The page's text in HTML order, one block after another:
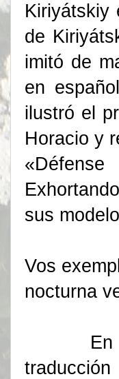
Kiriyátskiy
de
imitó de
en
ilustró el
Horacio y
sus
Vos
nocturna
En la